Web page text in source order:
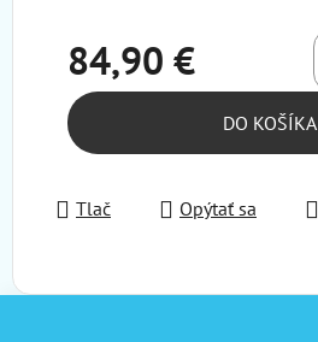
84,90 €
Jednotková cena:
DO KOŠÍKA
Tlač Opýtať sa